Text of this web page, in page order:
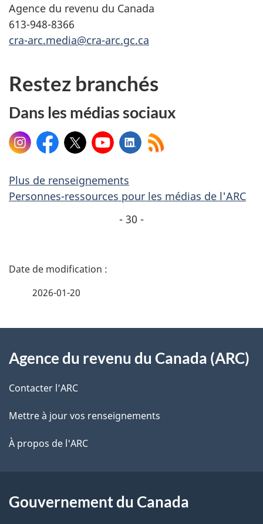
Agence du revenu du Canada
613-948-8366
cra-arc.media@cra-arc.gc.ca
Restez branchés
Dans les médias sociaux
InstagramFacebook
X YouTubeLinkedIn
Plus de renseignements
Personnes-ressources pour les médias de l'ARC
- 30 -
D
i
l
s
d
l
2026-01-20
propos
de
ce
site
Agence du revenu du Canada (ARC)
Contacter l’ARC
Mettre à jour vos renseignements
À propos de l'ARC
Gouvernement du Canada